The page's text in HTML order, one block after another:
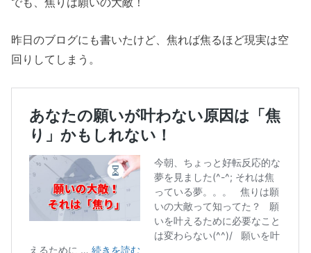
昨日のブログにも書いたけど、焦れば焦るほど現実は空
回りしてしまう。